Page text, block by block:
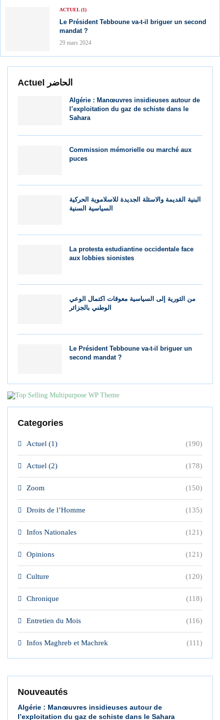
Actuel الحاضر
Algérie : Manœuvres insidieuses autour de
l’exploitation du gaz de schiste dans le
Sahara
Commission mémorielle ou marché aux
puces
البنية القديمة والاسئلة الجديدة للاسلاموية الحركية
السياسية السنية
La protesta estudiantine occidentale face
aux lobbies sionistes
من الثورية إلى السياسية معوقات اكتمال الوعي
الوطني بالجزائر
Le Président Tebboune va-t-il briguer un
second mandat ?
Categories
Actuel (1) (190)
Actuel (2) (178)
Zoom (150)
Droits de l’Homme (135)
Infos Nationales (121)
Opinions (121)
Culture (120)
Chronique (118)
Entretien du Mois (116)
Infos Maghreb et Machrek (111)
ACTUEL (1)
Le Président Tebboune va-t-il briguer un second
mandat ?
29 mars 2024
Nouveautés
Algérie : Manœuvres insidieuses autour de
l’exploitation du gaz de schiste dans le Sahara